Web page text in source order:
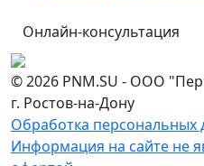
© 2026 PNM.SU - ООО
г. Ростов-на-Дону
Обработка персональных
Информация на сайте не
Онлайн-консультация